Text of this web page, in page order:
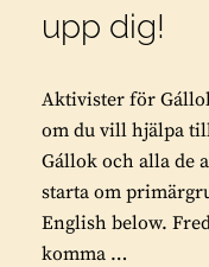
upp dig!
Aktivister för
om du vill hjälpa
Gállok och alla de
starta om
English below.
komma …